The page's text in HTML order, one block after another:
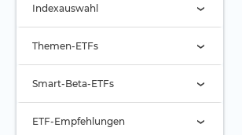
Indexauswahl
Indexauswahl
Themen-ETFs
Automobilbranche
Banken
Smart-Beta-ETFs
ETF-Empfehlungen